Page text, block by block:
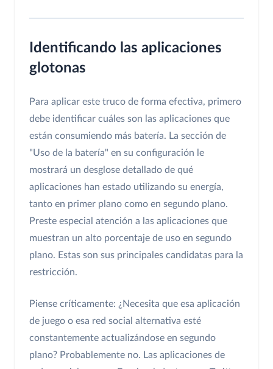
Identificando las aplicaciones
glotonas
Para aplicar este truco de forma efectiva, primero
debe identificar cuáles son las aplicaciones que
están consumiendo más batería. La sección de
"Uso de la batería" en su configuración le
mostrará un desglose detallado de qué
aplicaciones han estado utilizando su energía,
tanto en primer plano como en segundo plano.
Preste especial atención a las aplicaciones que
muestran un alto porcentaje de uso en segundo
plano. Estas son sus principales candidatas para la
restricción.
Piense críticamente: ¿Necesita que esa aplicación
de juego o esa red social alternativa esté
constantemente actualizándose en segundo
plano? Probablemente no. Las aplicaciones de